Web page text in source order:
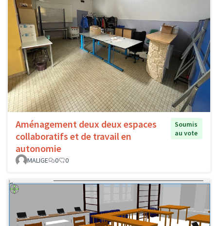
Aménagement deux deux espaces
collaboratifs et de travail en
autonomie
Soumis
au vote
MALIGE 0 0